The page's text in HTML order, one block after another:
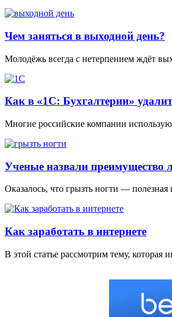
Чем заняться в выходной день?
Молодёжь всегда с нетерпением ждёт
Как в «1С: Бухгалтерии»
Многие российские компании
Ученые назвали преимущество
Оказалось, что грызть ногти —
Как заработать в интернете
В этой статье рассмотрим тему, которая